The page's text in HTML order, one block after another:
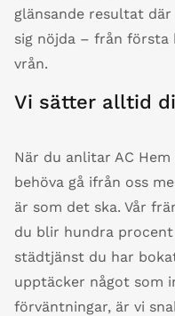
glänsande resultat
sig nöjda – från
vrån.
Vi sätter alltid
När du anlitar AC
behöva gå ifrån oss
är som det ska. Vår
du blir hundra
städtjänst du har
upptäcker något som
förväntningar, är vi